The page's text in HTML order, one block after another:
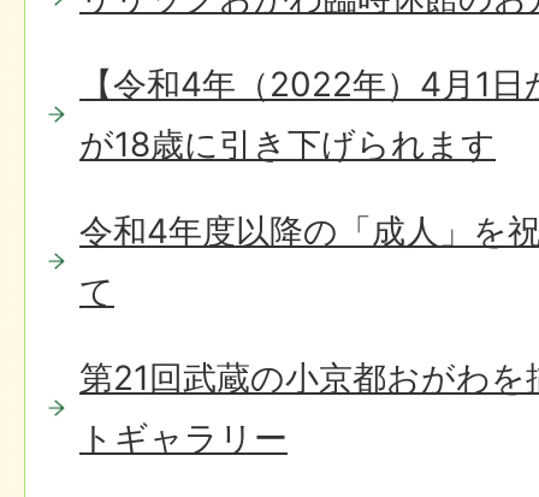
【令和4年（2022年）4月1
が18歳に引き下げられます
令和4年度以降の「成人」を
て
第21回武蔵の小京都おがわ
トギャラリー